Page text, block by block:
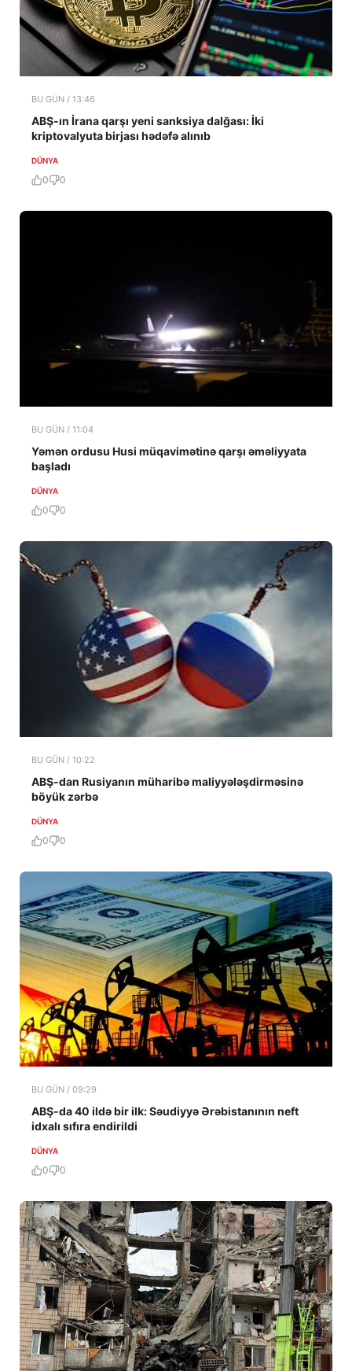
BU GÜN / 13:46
ABŞ-ın İrana qarşı yeni sanksiya dalğası: İki
kriptovalyuta birjası hədəfə alınıb
DÜNYA
0 0
BU GÜN / 11:04
Yəmən ordusu Husi müqavimətinə qarşı əməliyyata
başladı
DÜNYA
0 0
BU GÜN / 10:22
ABŞ-dan Rusiyanın müharibə maliyyələşdirməsinə
böyük zərbə
DÜNYA
0 0
BU GÜN / 09:29
ABŞ-da 40 ildə bir ilk: Səudiyyə Ərəbistanının neft
idxalı sıfıra endirildi
DÜNYA
0 0